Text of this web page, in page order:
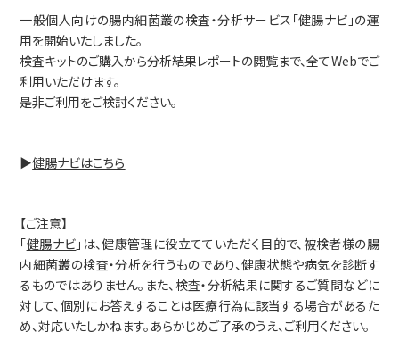
一般個人向けの腸内細菌叢の検査・分析サービス「健腸ナビ」の運
用を開始いたしました。
検査キットのご購入から分析結果レポートの閲覧まで、全てWebでご
利用いただけます。
是非ご利用をご検討ください。
▶健腸ナビはこちら
【ご注意】
「健腸ナビ 」は、健康管理に役立てていただく目的で、被検者様の腸
内細菌叢の検査・分析を行うものであり、健康状態や病気を診断す
るものではありません。また、検査・分析結果に関するご質問などに
対して、個別にお答えすることは医療行為に該当する場合があるた
め、対応いたしかねます。あらかじめご了承のうえ、ご利用ください。
事業内容
健腸ナビ
会社情報
会社概要